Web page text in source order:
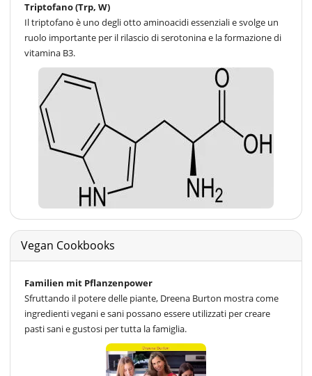
Triptofano (Trp, W)
Il triptofano è uno degli otto aminoacidi essenziali e svolge un
ruolo importante per il rilascio di serotonina e la formazione di
vitamina B3.
Vegan Cookbooks
Familien mit Pflanzenpower
Sfruttando il potere delle piante, Dreena Burton mostra come
ingredienti vegani e sani possano essere utilizzati per creare
pasti sani e gustosi per tutta la famiglia.